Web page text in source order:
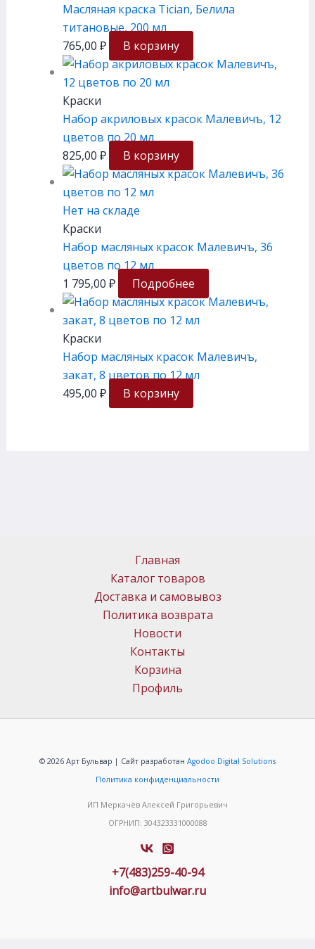
Масляная краска Tician, Белила
титановые, 200 мл
765,00 ₽ В корзину
Краски
Набор акриловых красок Малевичъ, 12
цветов по 20 мл
825,00 ₽ В корзину
Нет на складе
Краски
Набор масляных красок Малевичъ, 36
цветов по 12 мл
1 795,00 ₽ Подробнее
Краски
Набор масляных красок Малевичъ,
закат, 8 цветов по 12 мл
495,00 ₽ В корзину
Главная
Каталог товаров
Доставка и самовывоз
Политика возврата
Новости
Контакты
Корзина
Профиль
© 2026 Арт Бульвар | Сайт разработан Agodoo Digital Solutions
Политика конфиденциальности
ИП Меркачёв Алексей Григорьевич
ОГРНИП: 304323331000088
+7(483)259-40-94
info@artbulwar.ru